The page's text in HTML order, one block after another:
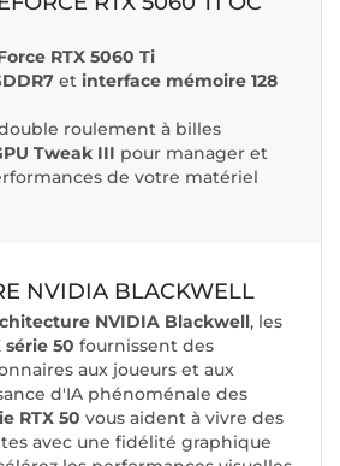
RTX 5060 Ti
et interface mémoire 128
roulement à billes
Tweak III pour manager et
de votre matériel
NVIDIA BLACKWELL
NVIDIA Blackwell, les
série 50 fournissent des
aux joueurs et aux
d'IA phénoménale des
RTX 50 vous aident à vivre des
avec une fidélité graphique